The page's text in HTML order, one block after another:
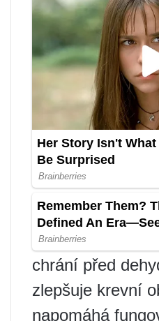
chrání před
zlepšuje krevní
napomáhá